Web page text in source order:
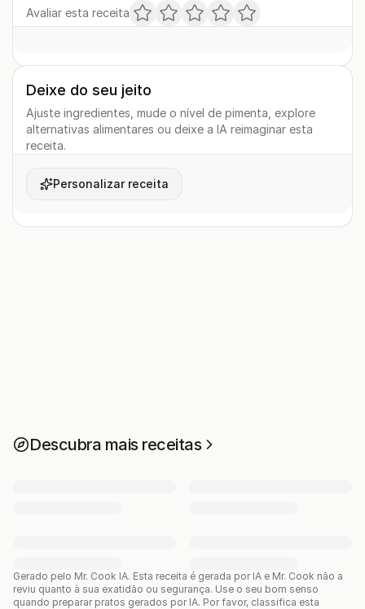
Avaliar esta receita
Deixe do seu jeito
Ajuste ingredientes, mude o nível de pimenta, explore
alternativas alimentares ou deixe a IA reimaginar esta
receita.
Personalizar receita
Descubra mais receitas
Gerado pelo Mr. Cook IA. Esta receita é gerada por IA e Mr. Cook não a
reviu quanto à sua exatidão ou segurança. Use o seu bom senso
quando preparar pratos gerados por IA. Por favor, classifica esta